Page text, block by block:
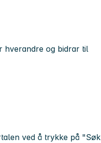
hverandre og bidrar til
ved å trykke på "Søk